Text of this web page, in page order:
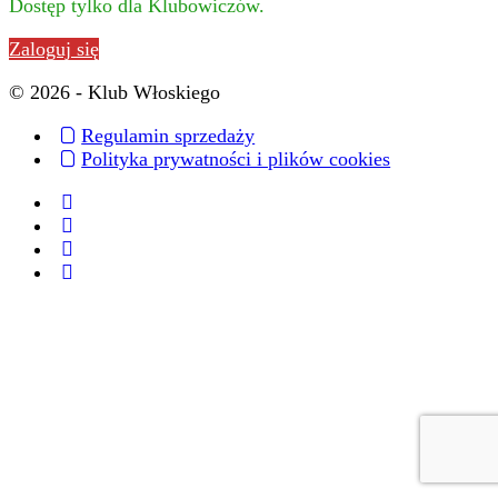
Dostęp tylko dla Klubowiczów.
Zaloguj się
© 2026 - Klub Włoskiego
Regulamin sprzedaży
Polityka prywatności i plików cookies